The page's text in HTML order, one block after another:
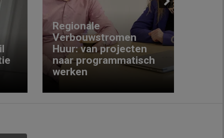
Regionale
Verbouwstromen
Huur: van projecten
naar programmatisch
werken
Next